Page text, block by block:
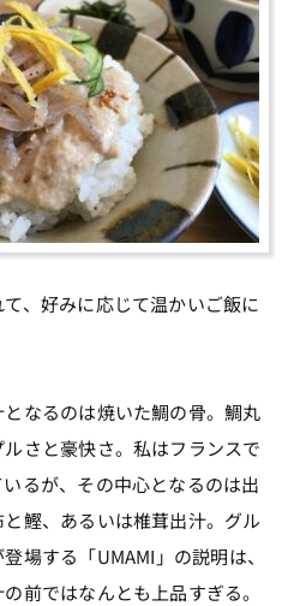
、好みに応じて温かいご飯に
なるのは焼いた鯛の骨。鯛丸
さと豪快さ。私はフランスで
るが、その中心となるのは出
鰹、あるいは椎茸出汁。グル
場する「UMAMI」の説明は、
前ではなんとも上品すぎる。